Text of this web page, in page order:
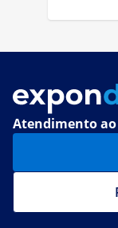
Atendimento